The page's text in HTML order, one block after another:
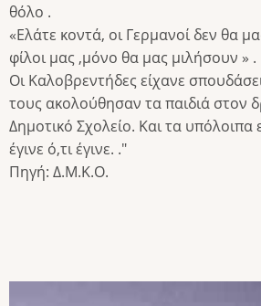
θόλο .
«Ελάτε κοντά, οι Γερμανοί δεν θα
φίλοι μας ,μόνο θα μας μιλήσουν » .
Οι Καλοβρεντήδες είχανε
τους ακολούθησαν τα παιδιά στον
Δημοτικό Σχολείο. Και τα υπόλοιπα
έγινε ό,τι έγινε. ."
Πηγή: Δ.Μ.Κ.Ο.